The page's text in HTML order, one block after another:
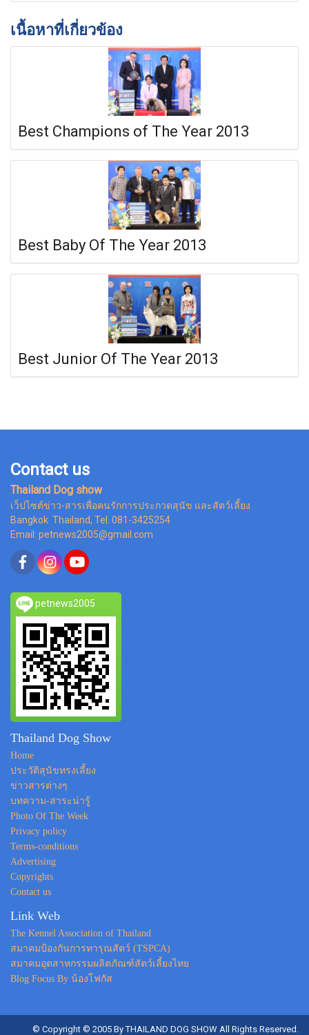
เนื้อหาที่เกี่ยวข้อง
Best Champions of The Year 2013
Best Baby Of The Year 2013
Best Junior Of The Year 2013
Contact us
Thailand Dog show
เว็ปไซต์ข่าว-สารเพื่อคนรักการประกวดสุนัข และสัตว์เลี้ยง
Bangkok Thailand, Tel. 081-3425254
Email: petnews2005@gmail.com
petnews2005
Thailand Dog Show
Home
ประวัติสุนัขทรงเลี้ยง
ข่าวสารต่างๆ
บทความ-สาระน่ารู้
Photo Of The Week
Privacy policy
Terms-conditions
Advertising
Copyrights
Contact us
Link Web
The Kennel Association of Thailand
สมาคมป้องกันการทารุณสัตว์ (TSPCA)
สมาคมอุตสาหกรรมผลิตภัณฑ์สัตว์เลี้ยงไทย
Blog Focus By น้องโฟกัส
© Copyright © 2005 By THAILAND DOG SHOW All Rights Reserved.